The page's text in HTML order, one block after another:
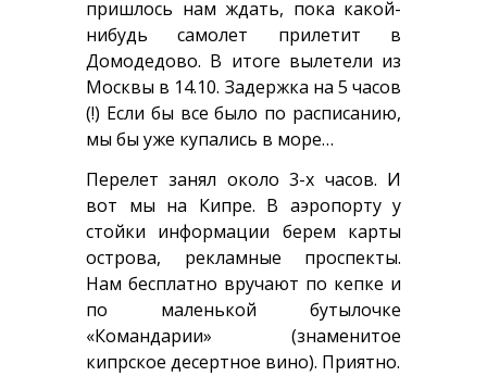
пришлось нам ждать, пока какой-
нибудь самолет прилетит в
Домодедово. В итоге вылетели из
Москвы в 14.10. Задержка на 5 часов
(!) Если бы все было по расписанию,
мы бы уже купались в море…
Перелет занял около 3-х часов. И
вот мы на Кипре. В аэропорту у
стойки информации берем карты
острова, рекламные проспекты.
Нам бесплатно вручают по кепке и
по маленькой бутылочке
«Командарии» (знаменитое
кипрское десертное вино). Приятно.